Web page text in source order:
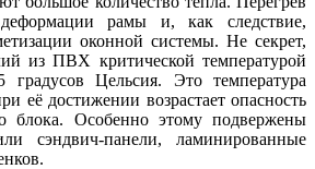
рамы и, как следствие,
оконной системы. Не секрет,
из ПВХ критической температурой
градусов Цельсия. Это температура
её достижении возрастает опасность
блока. Особенно этому подвержены
сэндвич-панели, ламинированные